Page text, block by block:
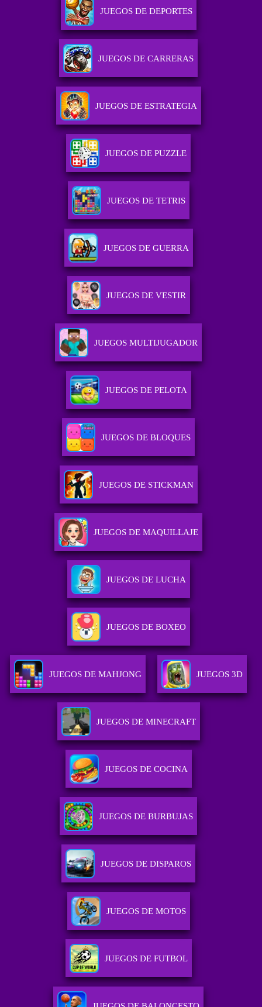
JUEGOS DE DEPORTES
JUEGOS DE CARRERAS
JUEGOS DE ESTRATEGIA
JUEGOS DE PUZZLE
JUEGOS DE TETRIS
JUEGOS DE GUERRA
JUEGOS DE VESTIR
JUEGOS MULTIJUGADOR
JUEGOS DE PELOTA
JUEGOS DE BLOQUES
JUEGOS DE STICKMAN
JUEGOS DE MAQUILLAJE
JUEGOS DE LUCHA
JUEGOS DE BOXEO
JUEGOS DE MAHJONG JUEGOS 3D
JUEGOS DE MINECRAFT
JUEGOS DE COCINA
JUEGOS DE BURBUJAS
JUEGOS DE DISPAROS
JUEGOS DE MOTOS
JUEGOS DE FUTBOL